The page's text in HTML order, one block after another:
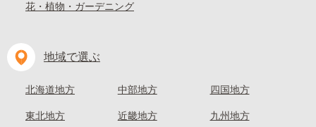
花・植物・ガーデニング
地域で選ぶ
北海道地方
東北地方
中部地方
近畿地方
四国地方
九州地方